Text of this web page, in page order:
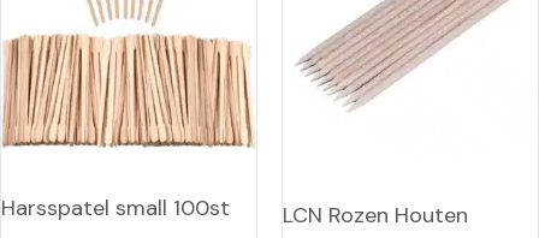
Harsspatel small 100st
LCN Rozen Houten